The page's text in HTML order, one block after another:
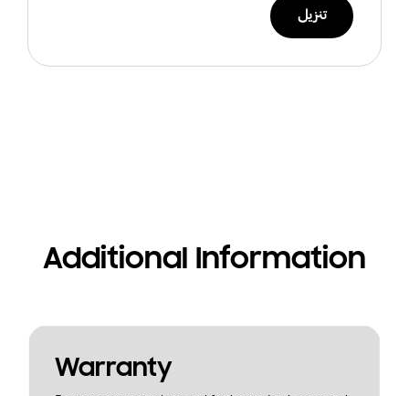
تنزيل
Additional Information
Warranty